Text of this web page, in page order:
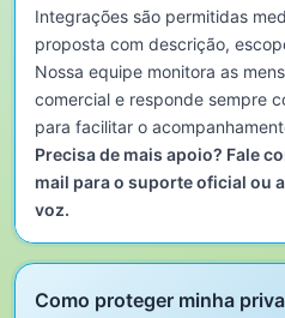
Integrações são permitidas
proposta com descrição,
Nossa equipe monitora as
comercial e responde sempre
para facilitar o
Precisa de mais apoio? Fale
mail para o suporte oficial ou
voz.
Como proteger minha